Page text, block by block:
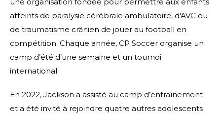
atteints de paralysie cérébrale ambulatoire, d'AVC ou
de traumatisme crânien de jouer au football en
compétition. Chaque année, CP Soccer organise un
camp d’été d’une semaine et un tournoi
international.
En 2022, Jackson a assisté au camp d’entraînement
et a été invité à rejoindre quatre autres adolescents